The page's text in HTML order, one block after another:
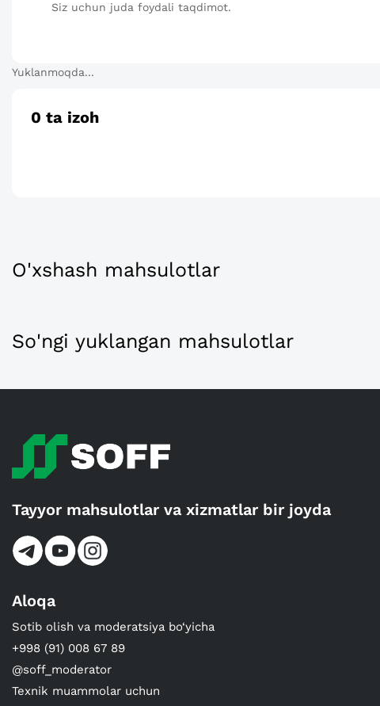
Siz uchun juda foydali taqdimot.
Yuklanmoqda...
0 ta izoh
O'xshash mahsulotlar
So'ngi yuklangan mahsulotlar
Tayyor mahsulotlar va xizmatlar bir joyda
Aloqa
Sotib olish va moderatsiya bo‘yicha
+998 (91) 008 67 89
@soff_moderator
Texnik muammolar uchun